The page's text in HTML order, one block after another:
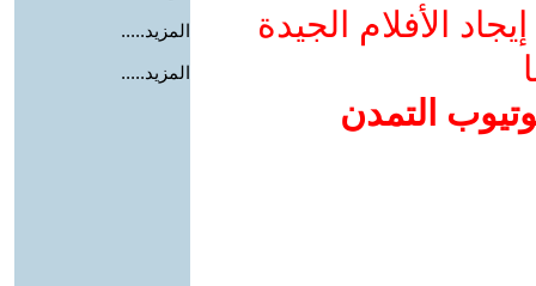
الأفلام الجيدة
التمدن
المزيد.....
المزيد.....